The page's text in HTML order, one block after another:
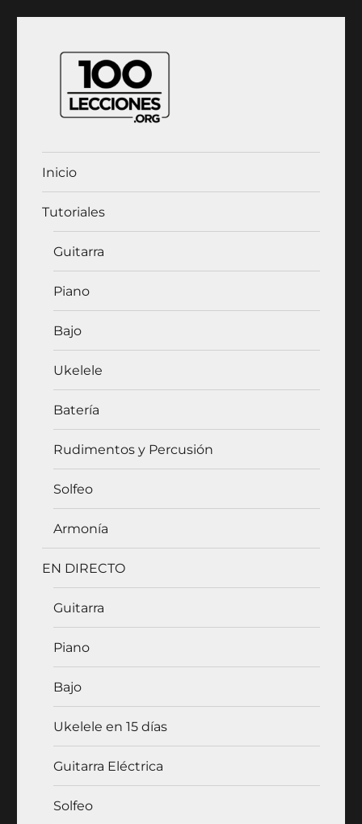
100Lecciones.Org
Inicio
Tutoriales
Guitarra
Piano
Bajo
Ukelele
Batería
Rudimentos y Percusión
Solfeo
Armonía
EN DIRECTO
Guitarra
Piano
Bajo
Ukelele en 15 días
Guitarra Eléctrica
Solfeo